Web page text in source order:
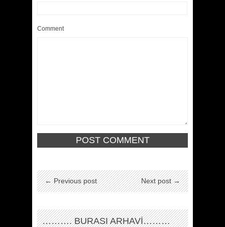
Comment
← Previous post Next post →
………. BURASI ARHAVİ………